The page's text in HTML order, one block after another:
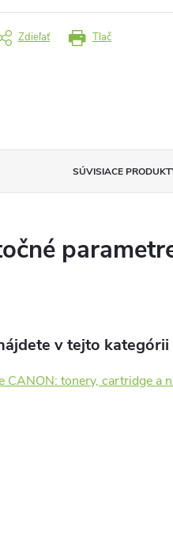
Tlač
Zdieľať
SÚVISIACE
v tejto kategórii
CANON: tonery, cartridge a